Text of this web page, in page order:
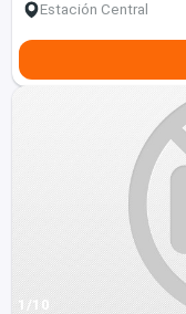
Estación Central
1/10